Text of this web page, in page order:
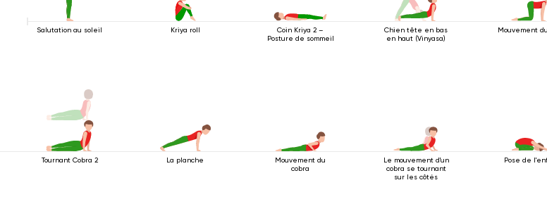
Salutation au soleil Kriya roll
Coin Kriya 2 –
Posture de sommeil
Chien tête en bas
en haut (Vinyasa)
Mouvement
Tournant Cobra 2 La planche
Mouvement du
cobra
Le mouvement d'un
cobra se tournant
sur les côtés
Pose de